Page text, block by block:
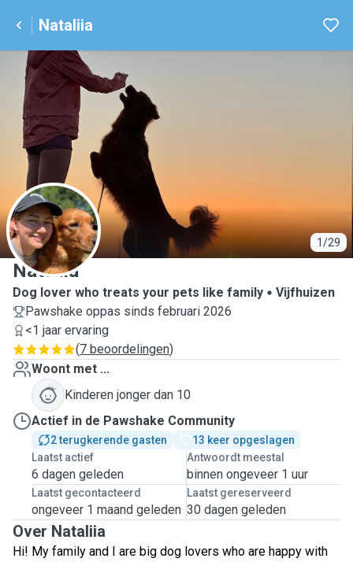
Nataliia
1/29
N
Nataliia
Dog lover who treats your pets like family
Vijfhuizen
Pawshake oppas sinds februari 2026
<1 jaar ervaring
(7 beoordelingen)
Woont met ...
Kinderen jonger dan 10
Actief in de Pawshake Community
2 terugkerende gasten
13 keer opgeslagen
Laatst actief
6 dagen geleden
Antwoordt meestal
binnen ongeveer 1 uur
Laatst gecontacteerd
ongeveer 1 maand geleden
Laatst gereserveerd
30 dagen geleden
Over Nataliia
Hi! My family and I are big dog lovers who are happy with